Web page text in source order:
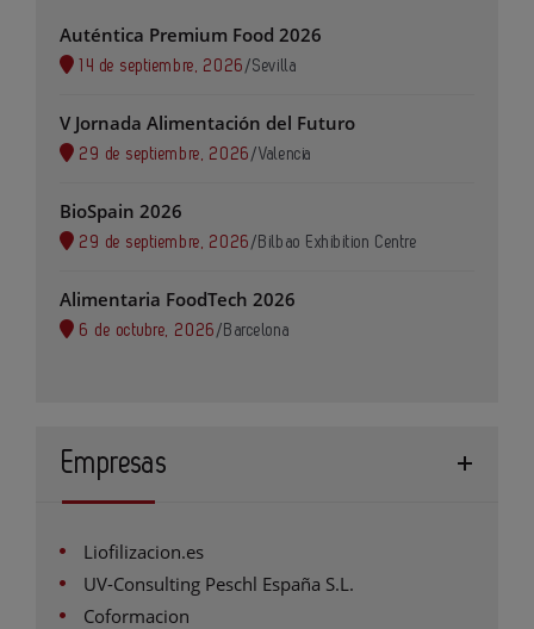
Auténtica Premium Food 2026
14 de septiembre, 2026 /Sevilla
V Jornada Alimentación del Futuro
29 de septiembre, 2026 /Valencia
BioSpain 2026
29 de septiembre, 2026 / Bilbao Exhibition Centre
Alimentaria FoodTech 2026
6 de octubre, 2026 / Barcelona
Empresas
Liofilizacion.es
UV-Consulting Peschl España S.L.
Coformacion